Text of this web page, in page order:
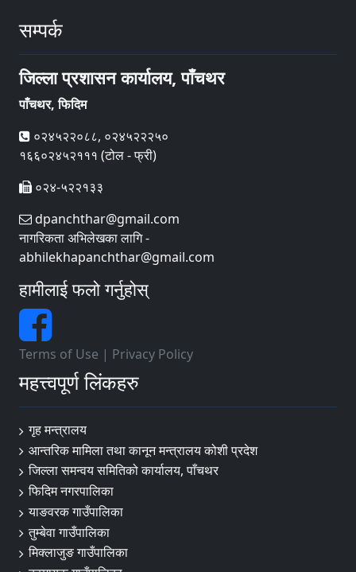
सम्पर्क
जिल्ला प्रशासन कार्यालय, पाँचथर
पाँचथर, फिदिम
०२४५२२०८८, ०२४५२२२५०
१६६०२४५२१११ (टोल - फ्री)
०२४-५२२१३३
dpanchthar@gmail.com
नागरिकता अभिलेखका लागि -
abhilekhapanchthar@gmail.com
हामीलाई फलो गर्नुहोस्
Terms of Use | Privacy Policy
महत्त्वपूर्ण लिंकहरु
गृह मन्त्रालय
आन्तरिक मामिला तथा कानून मन्त्रालय कोशी प्रदेश
जिल्ला समन्वय समितिको कार्यालय, पाँचथर
फिदिम नगरपालिका
याङवरक गाउँपालिका
तुम्बेवा गाउँपालिका
मिक्लाजुङ गाउँपालिका